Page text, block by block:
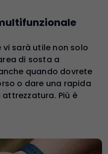
sarà utile non solo
di sosta a
quando dovrete
o dare una rapida
Più è